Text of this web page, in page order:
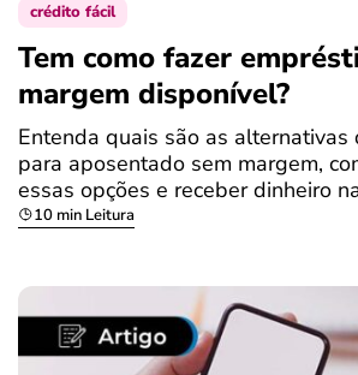
crédito fácil
Tem como fazer
margem disponível?
Entenda quais são as alternativas
para aposentado sem margem,
essas opções e receber dinheiro
10 min Leitura